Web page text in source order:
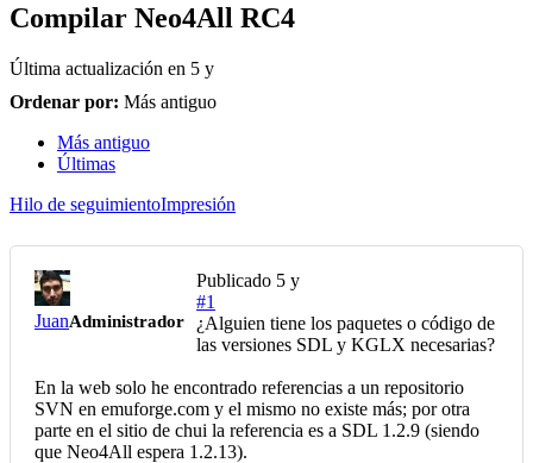
Compilar Neo4All RC4
Última actualización en 5 y
Ordenar por: Más antiguo
Más antiguo
Últimas
Hilo de seguimientoImpresión
JuanAdministrador
Publicado 5 y
#1
¿Alguien tiene los paquetes o código de
las versiones SDL y KGLX necesarias?
En la web solo he encontrado referencias a un repositorio
SVN en emuforge.com y el mismo no existe más; por otra
parte en el sitio de chui la referencia es a SDL 1.2.9 (siendo
que Neo4All espera 1.2.13).